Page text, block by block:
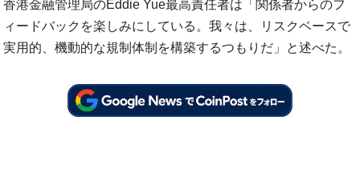
香港金融管理局のEddie Yue最高責任者は「関係者からのフ
ィードバックを楽しみにしている。我々は、リスクベースで
実用的、機動的な規制体制を構築するつもりだ」と述べた。